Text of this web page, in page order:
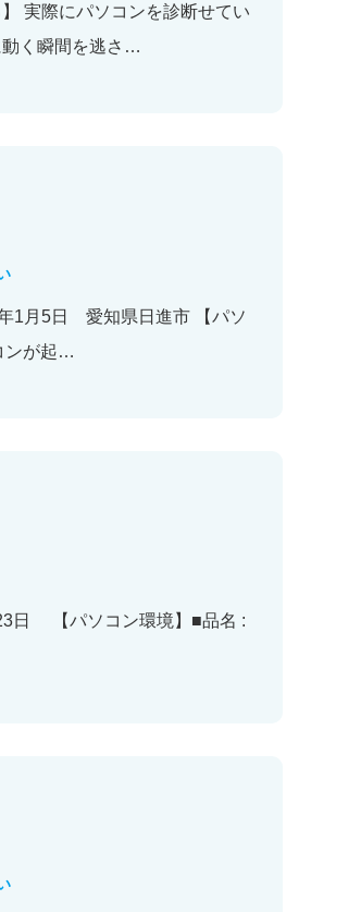
実際にパソコンを診断せてい
動く瞬間を逃さ…
1月5日 愛知県日進市 【パソ
ンが起…
日 【パソコン環境】■品名 :